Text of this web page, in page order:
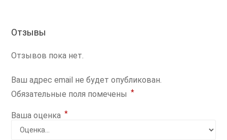
Отзывы
Отзывов пока нет.
Ваш адрес email не будет опубликован.
Обязательные поля помечены *
Ваша оценка *